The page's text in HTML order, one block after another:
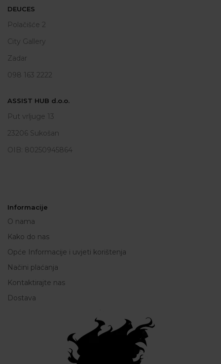
DEUCES
Polačišće 2
City Gallery
Zadar
098 163 2222
ASSIST HUB d.o.o.
Put vrljuge 13
23206 Sukošan
OIB: 80250945864
Informacije
O nama
Kako do nas
Opće Informacije i uvjeti korištenja
Načini plaćanja
Kontaktirajte nas
Dostava